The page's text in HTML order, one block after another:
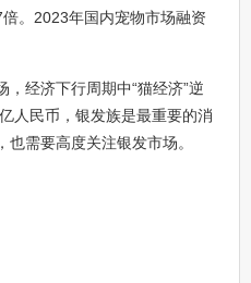
。2023年国内宠物市场融资
经济下行周期中“猫经济”逆
人民币，银发族是最重要的消
需要高度关注银发市场。